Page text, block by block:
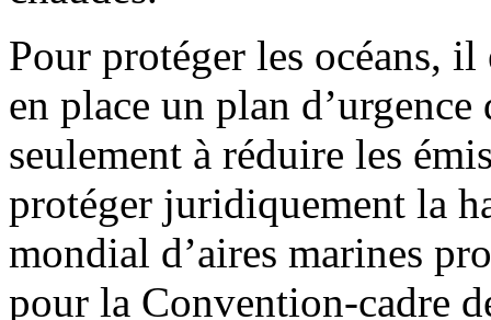
Pour protéger les océans,
en place un plan
seulement à réduire les
protéger juridiquement la
mondial d’aires marines
pour la Convention-cadre